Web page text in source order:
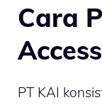
Cara
PT KAI